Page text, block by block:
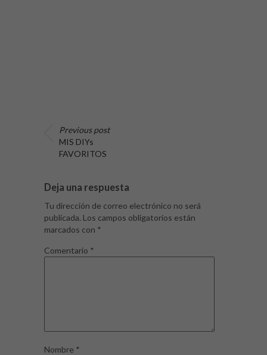
Previous post
MIS DIYs
FAVORITOS
Deja una respuesta
Tu dirección de correo electrónico no será
publicada. Los campos obligatorios están
marcados con *
Comentario *
Nombre *